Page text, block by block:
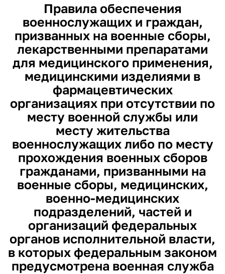
Правила обеспечения
военнослужащих и граждан,
призванных на военные сборы,
лекарственными препаратами
для медицинского применения,
медицинскими изделиями в
фармацевтических
организациях при отсутствии по
месту военной службы или
месту жительства
военнослужащих либо по месту
прохождения военных сборов
гражданами, призванными на
военные сборы, медицинских,
военно-медицинских
подразделений, частей и
организаций федеральных
органов исполнительной власти,
в которых федеральным законом
предусмотрена военная служба